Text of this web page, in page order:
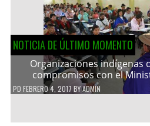
NOTICIA DE ÚLTIMO MOMENTO
Organizaciones indígenas
compromisos con el
PD FEBRERO 4, 2017 BYADMIN